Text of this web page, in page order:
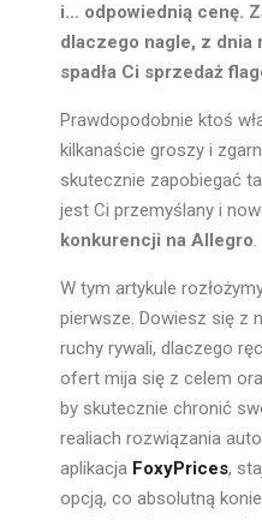
i… odpowiednią cenę.
dlaczego nagle, z dnia
spadła Ci sprzedaż
Prawdopodobnie ktoś
kilkanaście groszy i
skutecznie zapobiegać
jest Ci przemyślany i
konkurencji na Allegro.
W tym artykule
pierwsze. Dowiesz się z
ruchy rywali, dlaczego
ofert mija się z celem
by skutecznie chronić
realiach rozwiązania
aplikacja FoxyPrices,
opcją, co absolutną